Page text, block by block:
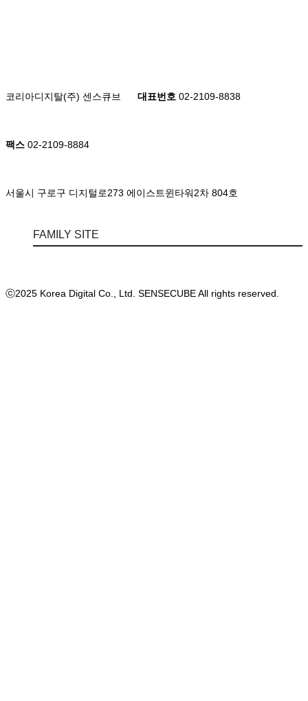
코리아디지탈(주) 센스큐브 대표번호 02-2109-8838
팩스 02-2109-8884
서울시 구로구 디지털로273 에이스트윈타워2차 804호
FAMILY SITE
ⓒ2025 Korea Digital Co., Ltd. SENSECUBE All rights reserved.